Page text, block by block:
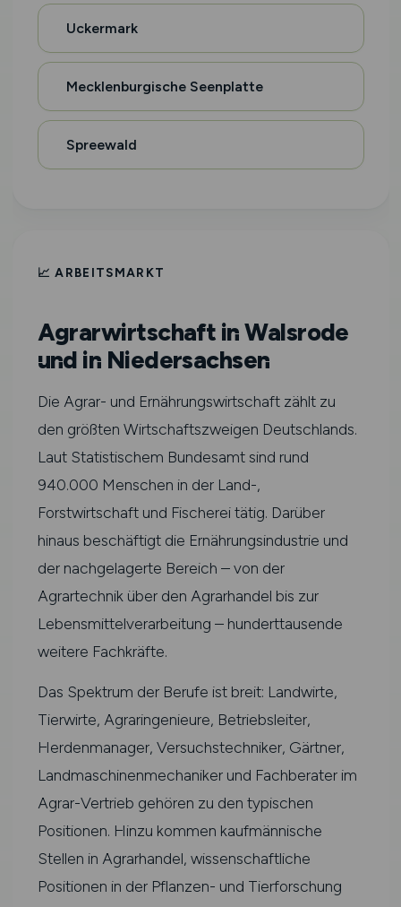
Uckermark
Mecklenburgische Seenplatte
Spreewald
📈 ARBEITSMARKT
Agrarwirtschaft in Walsrode
und in Niedersachsen
Die Agrar- und Ernährungswirtschaft zählt zu
den größten Wirtschaftszweigen Deutschlands.
Laut Statistischem Bundesamt sind rund
940.000 Menschen in der Land-,
Forstwirtschaft und Fischerei tätig. Darüber
hinaus beschäftigt die Ernährungsindustrie und
der nachgelagerte Bereich – von der
Agrartechnik über den Agrarhandel bis zur
Lebensmittelverarbeitung – hunderttausende
weitere Fachkräfte.
Das Spektrum der Berufe ist breit: Landwirte,
Tierwirte, Agraringenieure, Betriebsleiter,
Herdenmanager, Versuchstechniker, Gärtner,
Landmaschinenmechaniker und Fachberater im
Agrar-Vertrieb gehören zu den typischen
Positionen. Hinzu kommen kaufmännische
Stellen in Agrarhandel, wissenschaftliche
Positionen in der Pflanzen- und Tierforschung